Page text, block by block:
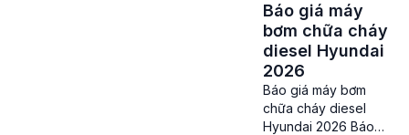
nhà nghỉ, việc trang
bị các hệ thống PCCC
cũng như máy bơm
chữa cháy đang trở
thành 1 trong những
điều kiện bắt buộc.
Trang bị máy bơm
Báo giá máy
bơm chữa cháy
diesel Hyundai
2026
Báo giá máy bơm
chữa cháy diesel
Hyundai 2026 Báo